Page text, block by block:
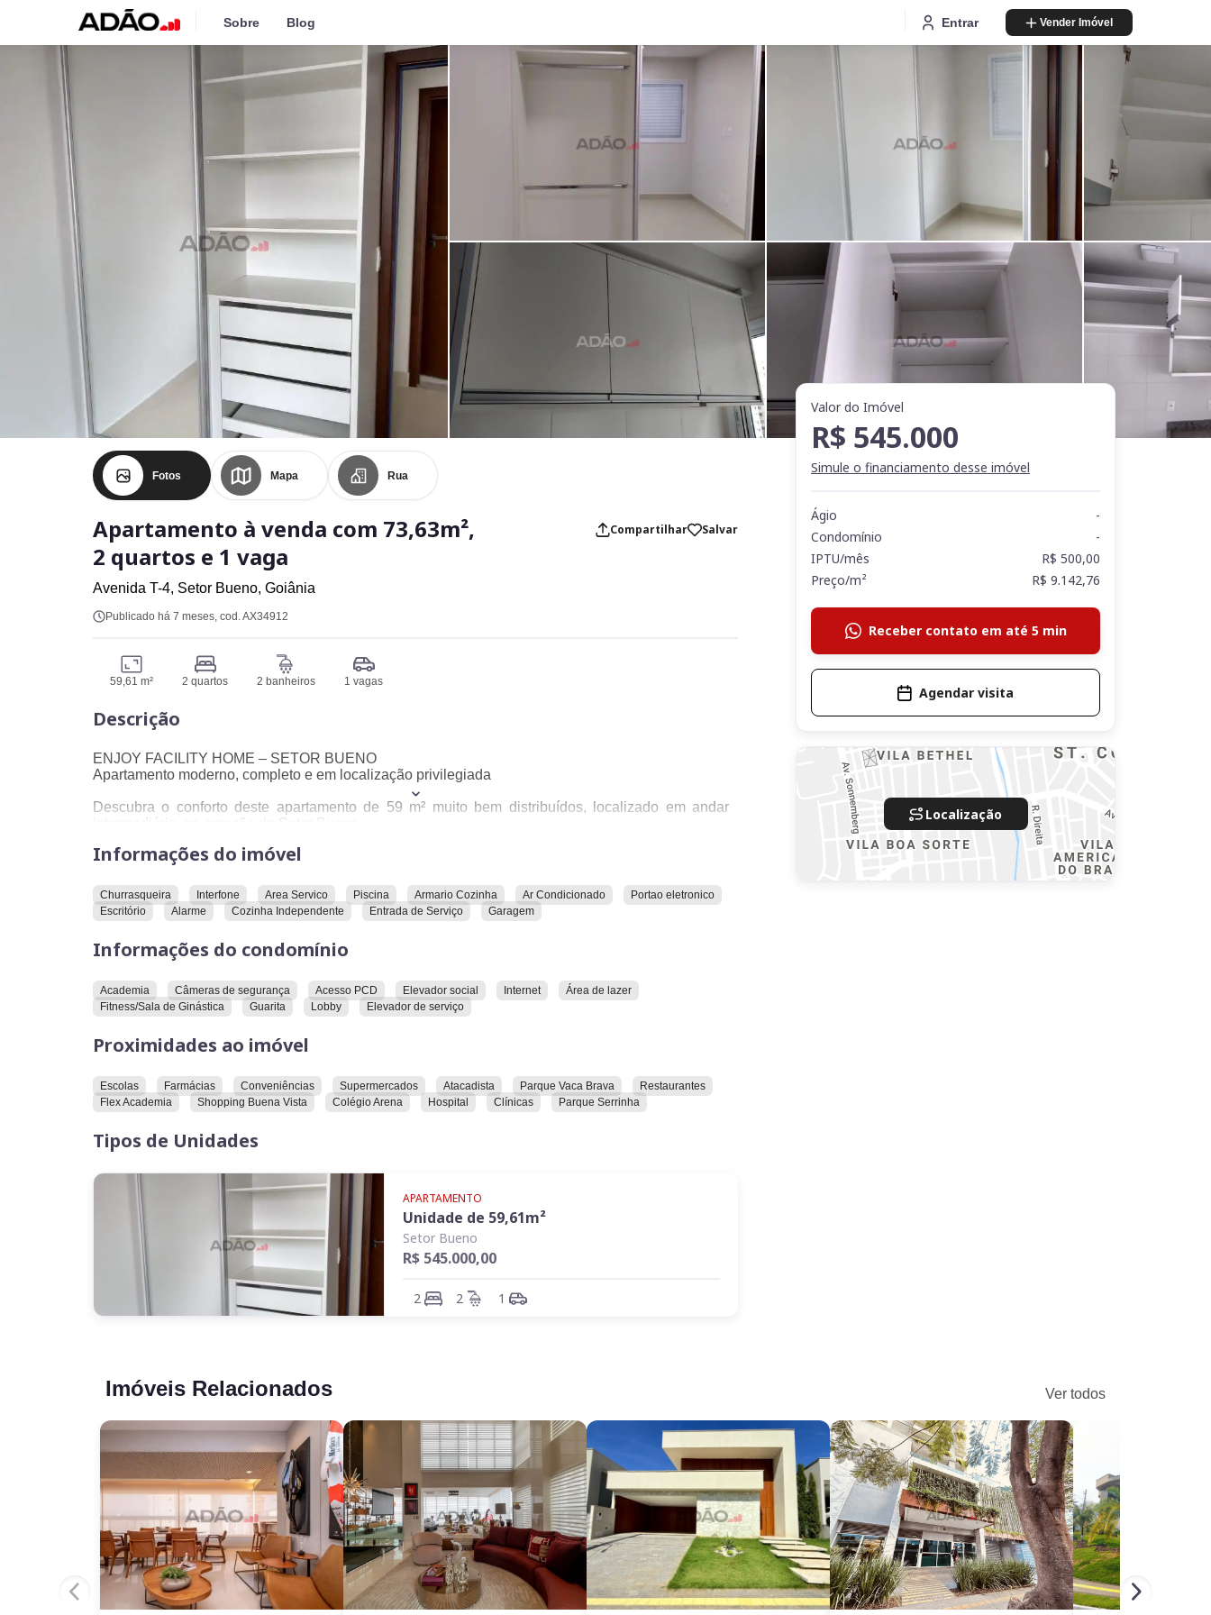
Sobre Blog Entrar Vender Imóvel
Fotos Mapa Rua
Apartamento à venda com 73,63m²,
2 quartos e 1 vaga
Compartilhar Salvar
Avenida T-4, Setor Bueno, Goiânia
Publicado há 7 meses, cod. AX34912
59,61 m² 2 quartos 2 banheiros 1 vagas
Descrição
ENJOY FACILITY HOME – SETOR BUENO
Apartamento moderno, completo e em localização privilegiada
Descubra o conforto deste apartamento de 59 m² muito bem distribuídos, localizado em andar
intermediário, no coração do Setor Bueno.
O imóvel conta com:
1 vaga de garagem
Ambientes montados em armários planejados
Acabamentos de qualidade e ótima iluminação
O condomínio oferece lazer completo, ideal para quem busca praticidade e bem-estar no dia a dia.
A localização é um grande diferencial: situado na Av. T-4, próximo a bancos, shoppings,
supermercados, farmácias e toda a conveniência que o Setor Bueno oferece.
Uma ótima oportunidade para morar ou investir.
Informações do imóvel
Churrasqueira Interfone Area Servico Piscina Armario Cozinha Ar Condicionado
Portao eletronico
Escritório
Alarme Cozinha Independente Entrada de Serviço Garagem
Informações do condomínio
Academia Câmeras de segurança Acesso PCD Elevador social Internet
Área de lazer
Fitness/Sala de Ginástica
Guarita Lobby Elevador de serviço
Proximidades ao imóvel
Escolas Farmácias Conveniências Supermercados Atacadista Parque Vaca Brava
Restaurantes
Flex Academia
Shopping Buena Vista Colégio Arena Hospital Clínicas Parque Serrinha
Tipos de Unidades
APARTAMENTO
Unidade de 59,61m²
Setor Bueno
R$ 545.000,00
2 2 1
Valor do Imóvel
R$ 545.000
Simule o financiamento desse imóvel
Ágio
-
Condomínio
-
IPTU/mês
R$ 500,00
Preço/m²
R$ 9.142,76
Receber contato em até 5 min
Agendar visita
Localização
Imóveis Relacionados Ver todos